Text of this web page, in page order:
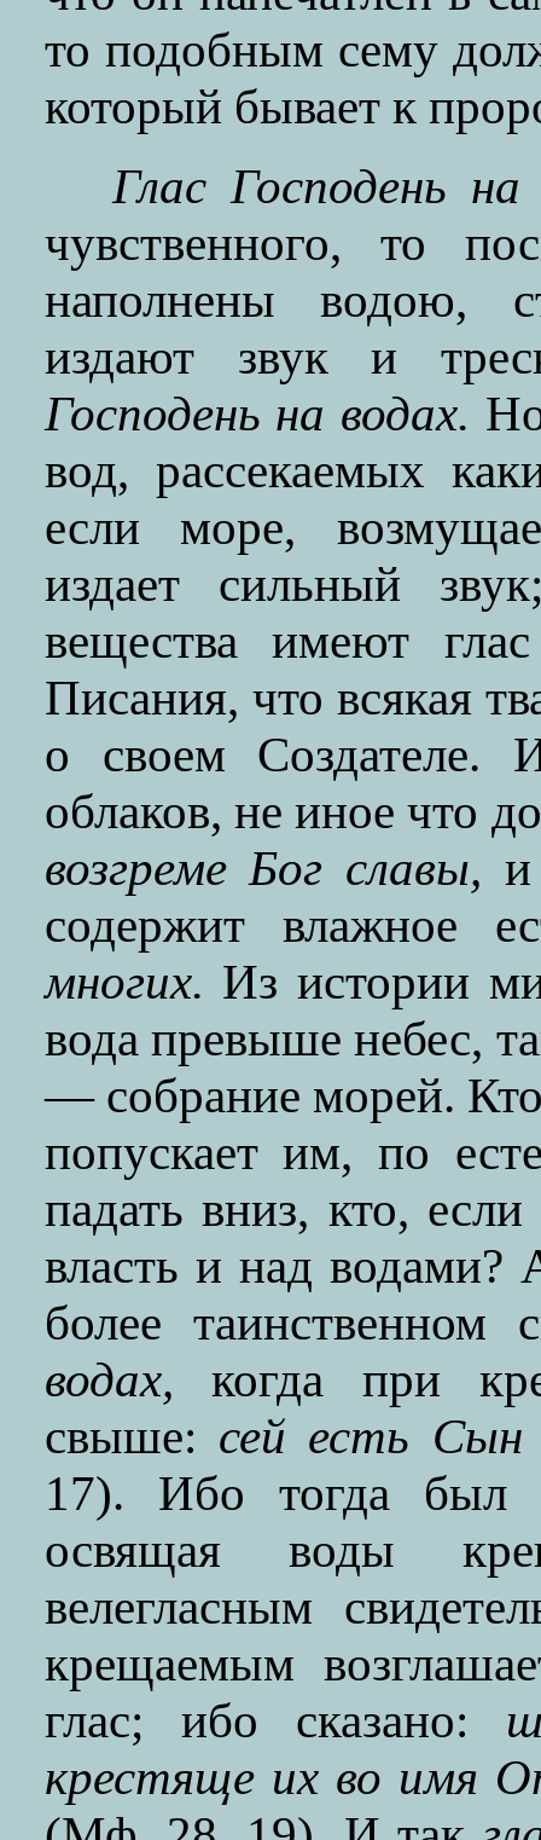
то подобным сему
который бывает к
Глас Господень на
чувственного, то
наполнены водою,
издают звук и
Господень на водах.
вод, рассекаемых
если море,
издает сильный
вещества имеют
Писания, что всякая
о своем Создателе.
облаков, не иное что
возгреме Бог славы,
содержит влажное
многих. Из истории
вода превыше небес,
— собрание морей.
попускает им, по
падать вниз, кто,
власть и над
более таинственном
водах, когда при
свыше: сей есть Сын
17). Ибо тогда был
освящая воды
велегласным
крещаемым
глас; ибо сказано:
крестяще их во имя